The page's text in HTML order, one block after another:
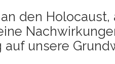
den
auf unse­re